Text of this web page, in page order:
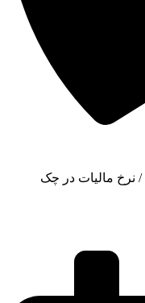
/ نرخ مالیات در چک